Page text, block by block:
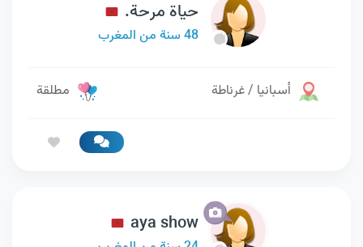
حياة مرحة.
48 سنة من المغرب
أسبانيا / غرناطة مطلقة
aya show